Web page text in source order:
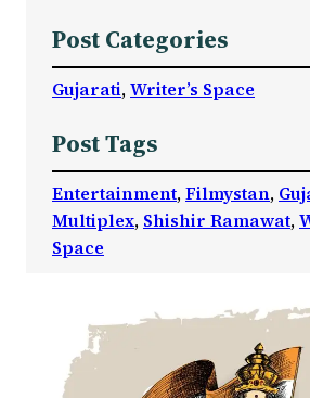
Post Categories
Gujarati, Writer’s Space
Post Tags
Entertainment, Filmystan,
Multiplex, Shishir Ramawat,
Space